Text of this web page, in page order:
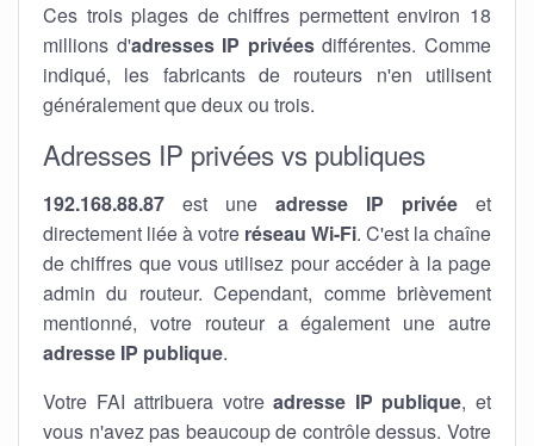
Ces trois plages de chiffres permettent environ 18
millions d'adresses IP privéesdifférentes. Comme
indiqué, les fabricants de routeurs n'en utilisent
généralement que deux ou trois.
Adresses IP privées vs publiques
192.168.88.87 est une adresse IP privée et
directement liée à votre réseau Wi-Fi. C'est la chaîne
de chiffres que vous utilisez pour accéder à la page
admin du routeur. Cependant, comme brièvement
mentionné, votre routeur a également une autre
adresse IP publique.
Votre FAI attribuera votreadresse IP publique, et
vous n'avez pas beaucoup de contrôle dessus. Votre